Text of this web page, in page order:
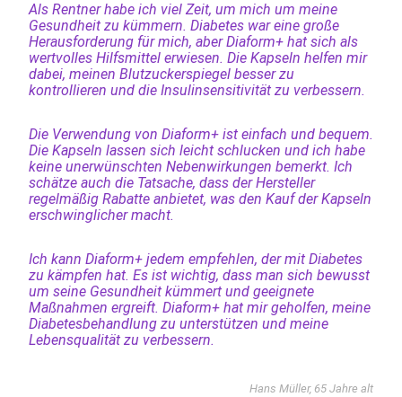
Als Rentner habe ich viel Zeit, um mich um meine
Gesundheit zu kümmern. Diabetes war eine große
Herausforderung für mich, aber Diaform+ hat sich als
wertvolles Hilfsmittel erwiesen. Die Kapseln helfen mir
dabei, meinen Blutzuckerspiegel besser zu
kontrollieren und die Insulinsensitivität zu verbessern.
Die Verwendung von Diaform+ ist einfach und bequem.
Die Kapseln lassen sich leicht schlucken und ich habe
keine unerwünschten Nebenwirkungen bemerkt. Ich
schätze auch die Tatsache, dass der Hersteller
regelmäßig Rabatte anbietet, was den Kauf der Kapseln
erschwinglicher macht.
Ich kann Diaform+ jedem empfehlen, der mit Diabetes
zu kämpfen hat. Es ist wichtig, dass man sich bewusst
um seine Gesundheit kümmert und geeignete
Maßnahmen ergreift. Diaform+ hat mir geholfen, meine
Diabetesbehandlung zu unterstützen und meine
Lebensqualität zu verbessern.
Hans Müller, 65 Jahre alt